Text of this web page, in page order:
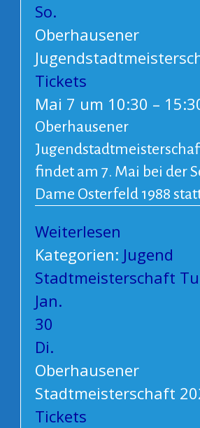
So.
Oberhausener
Tickets
Mai 7 um 10:30 –
Oberhausener
findet am 7. Mai bei der
Dame Osterfeld 1988
Weiterlesen
Kategorien: Jugend
Stadtmeisterschaft
Jan.
30
Di.
Oberhausener
Stadtmeisterschaft
Tickets